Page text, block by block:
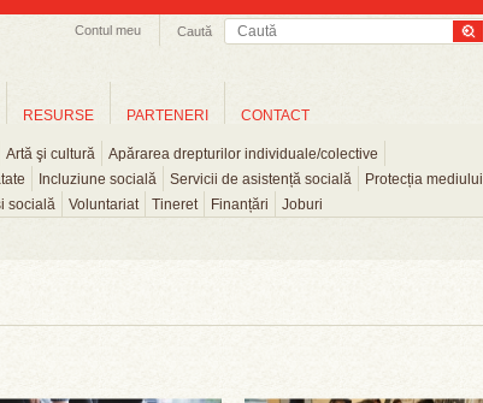
Caută
Contul meu
Artă şi cultură
Apărarea drepturilor individuale/colective
Incluziune socială Servicii de asistență socială
Protecția mediului
socială
Voluntariat Tineret Finanțări Joburi
RESURSE PARTENERI CONTACT